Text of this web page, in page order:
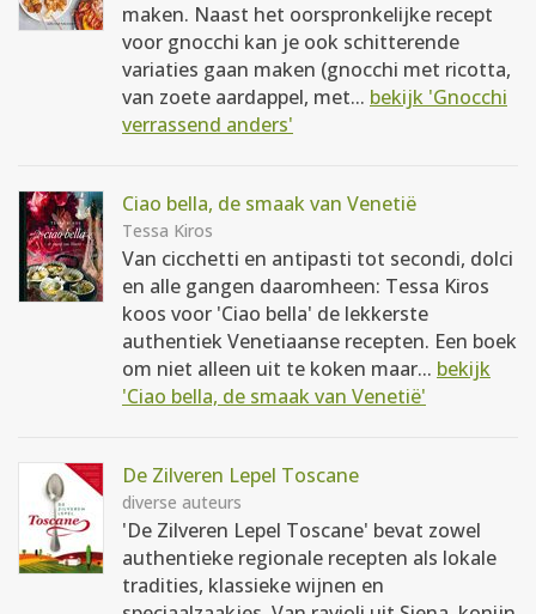
maken. Naast het oorspronkelijke recept
voor gnocchi kan je ook schitterende
variaties gaan maken (gnocchi met ricotta,
van zoete aardappel, met... bekijk 'Gnocchi
verrassend anders'
Ciao bella, de smaak van Venetië
Tessa Kiros
Van cicchetti en antipasti tot secondi, dolci
en alle gangen daaromheen: Tessa Kiros
koos voor 'Ciao bella' de lekkerste
authentiek Venetiaanse recepten. Een boek
om niet alleen uit te koken maar... bekijk
'Ciao bella, de smaak van Venetië'
De Zilveren Lepel Toscane
diverse auteurs
'De Zilveren Lepel Toscane' bevat zowel
authentieke regionale recepten als lokale
tradities, klassieke wijnen en